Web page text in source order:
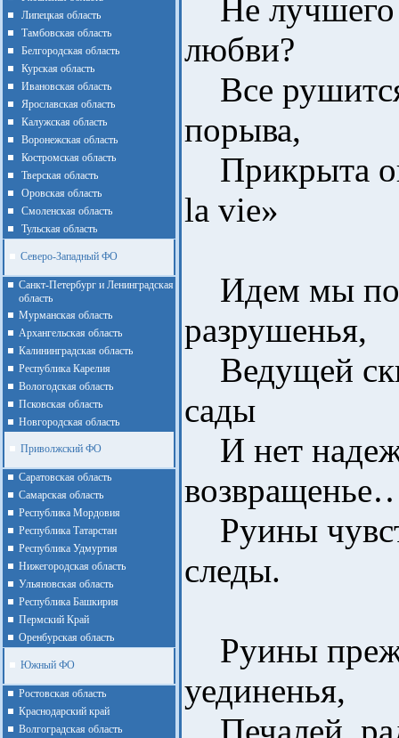
Липецкая область
Тамбовская область
Белгородская область
Курская область
Ивановская область
Ярославская область
Калужская область
Воронежская область
Костромская область
Тверская область
Оровская область
Смоленская область
Тульская область
Северо-Западный ФО
Санкт-Петербург и Ленинградская
область
Мурманская область
Архангельская область
Калининградская область
Республика Карелия
Вологодская область
Псковская область
Новгородская область
Приволжский ФО
Cаратовская область
Cамарская область
Республика Мордовия
Республика Татарстан
Республика Удмуртия
Нижегородская область
Ульяновская область
Республика Башкирия
Пермский Край
Оренбурская область
Южный ФО
Ростовская область
Краснодарский край
Волгоградская область
Не лучшего
любви?
Все
порыва,
Прикрыта
la vie»
Идем мы по
разрушенья,
Ведущей
сады
И нет
Руины
следы.
Руины
уединенья,